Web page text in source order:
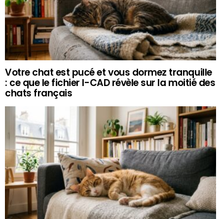
Votre chat est pucé et vous dormez tranquille
: ce que le fichier I-CAD révèle sur la moitié des
chats français